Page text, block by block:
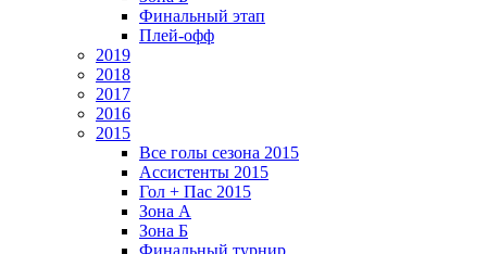
Финальный этап
Плей-офф
2019
2018
2017
2016
2015
Все голы сезона 2015
Ассистенты 2015
Гол + Пас 2015
Зона А
Зона Б
Финальный турнир